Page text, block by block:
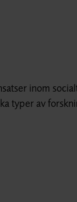
inom
typer av